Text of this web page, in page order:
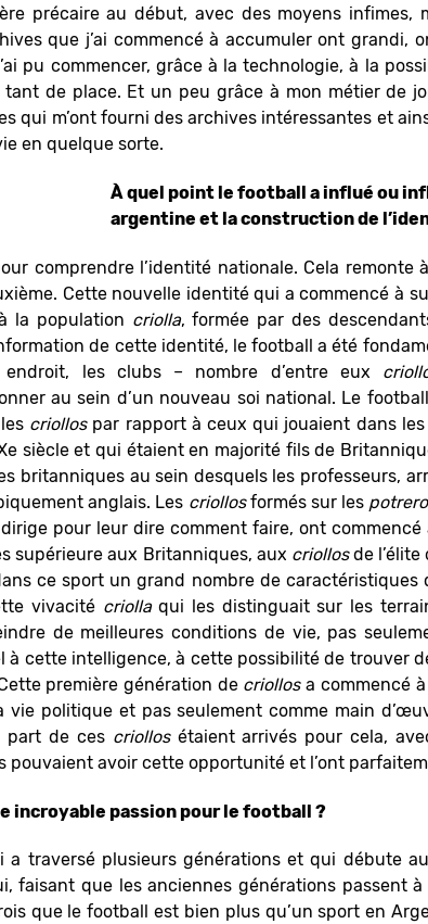
précaire au début, avec des moyens infimes,
que j’ai commencé à accumuler ont grandi,
pu commencer, grâce à la technologie, à la
tant de place. Et un peu grâce à mon métier de
qui m’ont fourni des archives intéressantes et
en quelque sorte.
À quel point le football a influé ou
argentine et la construction de
comprendre l’identité nationale. Cela remonte
Cette nouvelle identité qui a commencé à
la population criolla, formée par des
de cette identité, le football a été
les clubs – nombre d’entre eux
au sein d’un nouveau soi national. Le
criollospar rapport à ceux qui jouaient dans
siècle et qui étaient en majorité fils de
britanniques au sein desquels les professeurs,
anglais. Les criollosformés sur les
pour leur dire comment faire, ont
supérieure aux Britanniques, aux criollosde l’élite
ce sport un grand nombre de
vivacité criollaqui les distinguait sur les
de meilleures conditions de vie, pas
à cette intelligence, à cette possibilité de trouver
première génération de criollosa commencé
politique et pas seulement comme main
part de ces criollosétaient arrivés pour cela,
pouvaient avoir cette opportunité et l’ont
incroyable passion pour le football ?
traversé plusieurs générations et qui débute
faisant que les anciennes générations passent
que le football est bien plus qu’un sport en